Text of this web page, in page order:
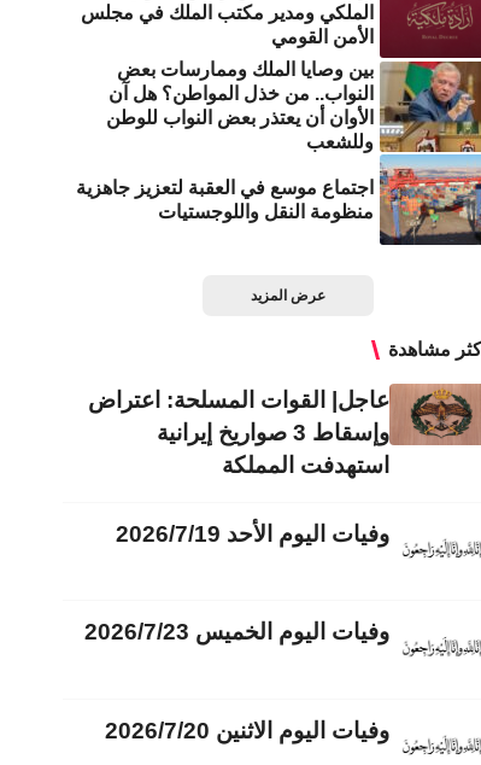
الملكي ومدير مكتب الملك في مجلس
الأمن القومي
بين وصايا الملك وممارسات بعض
النواب.. من خذل المواطن؟ هل آن
الأوان أن يعتذر بعض النواب للوطن
وللشعب
اجتماع موسع في العقبة لتعزيز جاهزية
منظومة النقل واللوجستيات
عرض المزيد
مشاهدة
عاجل| القوات المسلحة: اعتراض
وإسقاط 3 صواريخ إيرانية
استهدفت المملكة
وفيات اليوم الأحد 2026/7/19
وفيات اليوم الخميس 2026/7/23
وفيات اليوم الاثنين 2026/7/20